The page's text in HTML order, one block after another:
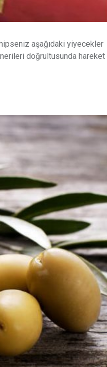
aşağıdaki yiyecekler
doğrultusunda hareket